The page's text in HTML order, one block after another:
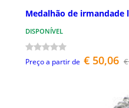
Medalhão de irmandade
DISPONÍVEL
Preço a partir de € 50,06